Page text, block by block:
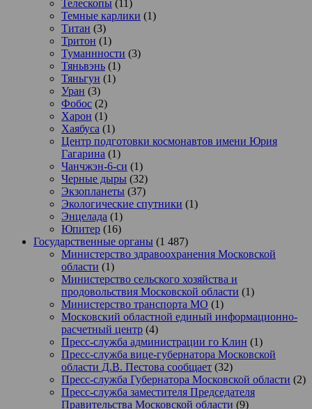
Телескопы (11)
Темные карлики (1)
Титан (3)
Тритон (1)
Туманнности (3)
Тяньвэнь (1)
Тяньгун (1)
Уран (3)
Фобос (2)
Харон (1)
Хаябуса (1)
Центр подготовки космонавтов имени Юрия
Гагарина (1)
Чанчжэн-6-си (1)
Черные дыры (32)
Экзопланеты (37)
Экологические спутники (1)
Энцелада (1)
Юпитер (16)
Государственные органы (1 487)
Министерство здравоохранения Московской
области (1)
Министерство сельского хозяйства и
продовольствия Московской области (1)
Министерство транспорта МО (1)
Московский областной единый информационно-
расчетный центр (4)
Пресс-служба администрации го Клин (1)
Пресс-служба вице-губернатора Московской
области Д.В. Пестова сообщает (32)
Пресс-служба Губернатора Московской области (2)
Пресс-служба заместителя Председателя
Правительства Московской области (9)